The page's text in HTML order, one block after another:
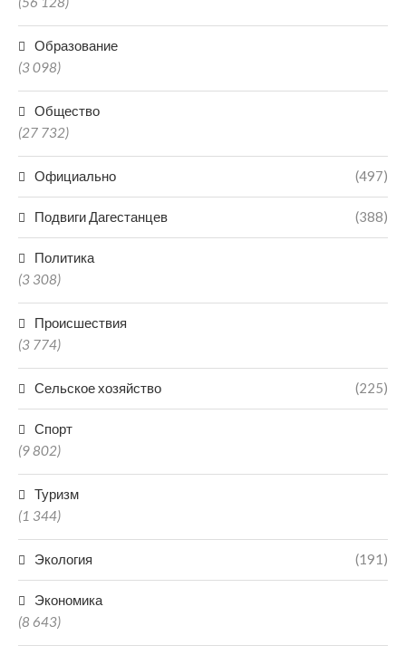
Образование
(3 098)
Общество
(27 732)
Официально (497)
Подвиги Дагестанцев (388)
Политика
(3 308)
Происшествия
(3 774)
Сельское хозяйство (225)
Спорт
(9 802)
Туризм
(1 344)
Экология (191)
Экономика
(8 643)